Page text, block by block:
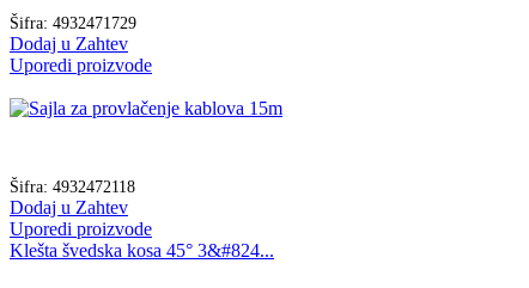
Šifra: 4932471729
Dodaj u Zahtev
Uporedi proizvode
Šifra: 4932472118
Dodaj u Zahtev
Uporedi proizvode
Klešta švedska kosa 45° 3&#824...